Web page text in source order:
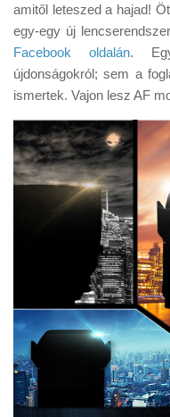
Érdekességek
Helyszíni Riport
E-BB
amitől leteszed a hajad!
egy-egy új
Facebook oldalán.
újdonságokról; sem a
ismertek. Vajon lesz AF